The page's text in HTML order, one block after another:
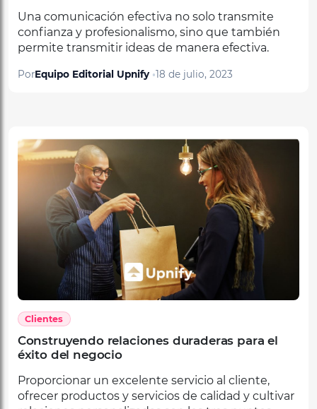
permite transmitir ideas de manera efectiva.
PorEquipo Editorial Upnify 18 de julio, 2023
Clientes
Construyendo relaciones duraderas para el
éxito del negocio
Proporcionar un excelente servicio al cliente,
relaciones personalizadas son los tres puntos
clave para lograrlo.